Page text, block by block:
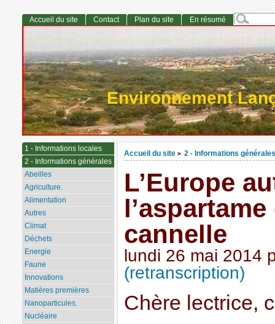
Environnement
Accueil du site > 2 - Informations générales
L’Europe
cannelle
lundi 26 mai 2014
(retranscription)
Chère lectrice,
Accueil du site Contact Plan du site En résumé
1 - Informations locales
2 - Informations générales
Abeilles
Agriculture.
Alimentation
Autres
Climat
Déchets
Energie
Faune
Innovations
Matières premières
Nanoparticules.
Nucléaire